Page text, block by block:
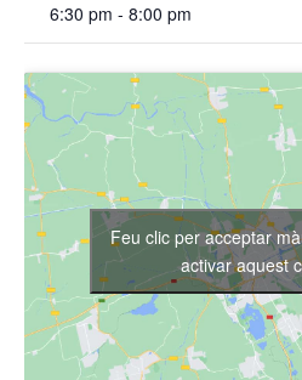
6:30 pm - 8:00 pm
Feu clic per acceptar
activar aquest